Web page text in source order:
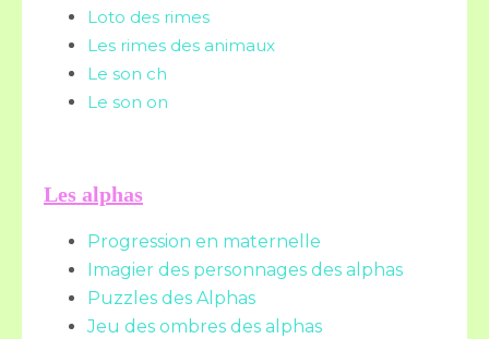
Loto des rimes
Les rimes des animaux
Le son ch
Le son on
Les alphas
Progression en maternelle
Imagier des personnages des alphas
Puzzles des Alphas
Jeu des ombres des alphas